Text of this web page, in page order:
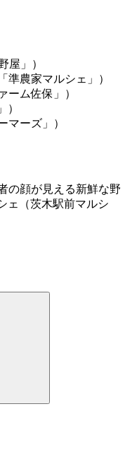
屋」）
準農家マルシェ」）
ーム佐保」）
）
マーズ」）
の顔が見える新鮮な野
ェ（茨木駅前マルシ